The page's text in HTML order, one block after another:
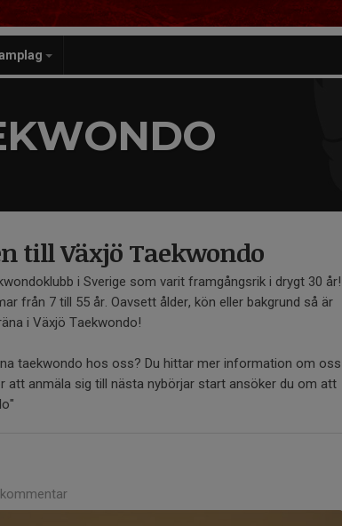
till Växjö Taekwondo
i Sverige som varit framgångsrik i drygt 30 år!
från 7 till 55 år. Oavsett ålder, kön eller bakgrund så är
i Växjö Taekwondo!
taekwondo hos oss? Du hittar mer information om oss
att anmäla sig till nästa nybörjar start ansöker du om att